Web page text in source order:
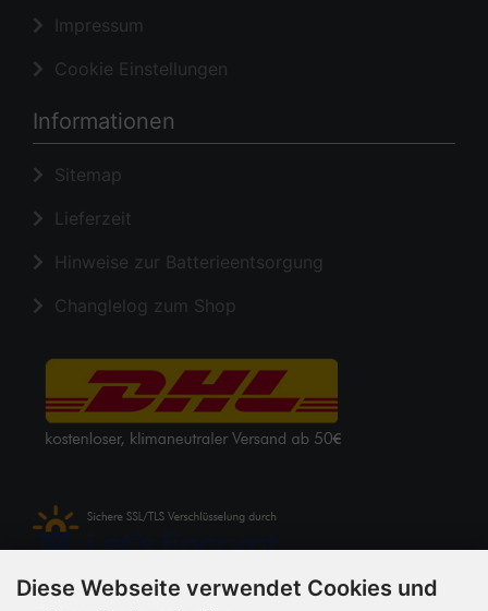
Impressum
Cookie Einstellungen
Informationen
Sitemap
Lieferzeit
Hinweise zur Batterieentsorgung
Changlelog zum Shop
Diese Webseite verwendet Cookies und